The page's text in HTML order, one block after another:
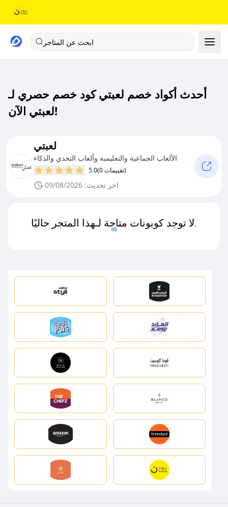
ابحث عن المتاجر
أحدث أكواد خصم لعبتي كود خصم حصري لـ
لعبتي الآن!
لعبتي
الألعاب الجماعية والتعليمية وألعاب التحدي والذكاء
5.0 (0 تقييمات)
اخر تحديث: 09/08/2026
لا توجد كوبونات متاحة لـهذا المتجر حاليًا.